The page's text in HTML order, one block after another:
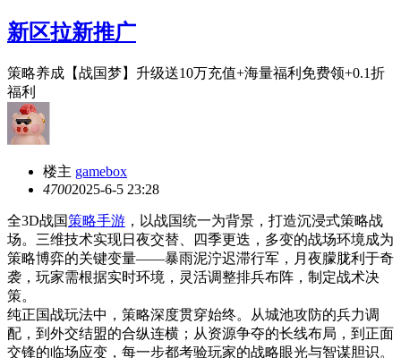
新区拉新推广
策略养成【战国梦】升级送10万充值+海量福利免费领+0.1折
福利
楼主 gamebox
47002025-6-5 23:28
全3D战国策略手游 ，以战国统一为背景，打造沉浸式策略战
场。三维技术实现日夜交替、四季更迭，多变的战场环境成为
策略博弈的关键变量——暴雨泥泞迟滞行军，月夜朦胧利于奇
袭，玩家需根据实时环境，灵活调整排兵布阵，制定战术决
策。
纯正国战玩法中，策略深度贯穿始终。从城池攻防的兵力调
配，到外交结盟的合纵连横；从资源争夺的长线布局，到正面
交锋的临场应变，每一步都考验玩家的战略眼光与智谋胆识。